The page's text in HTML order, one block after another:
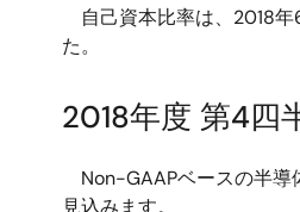
自己資本比率は、2018年
た。
2018年度 第4四
Non-GAAPベースの半導
見込みます。